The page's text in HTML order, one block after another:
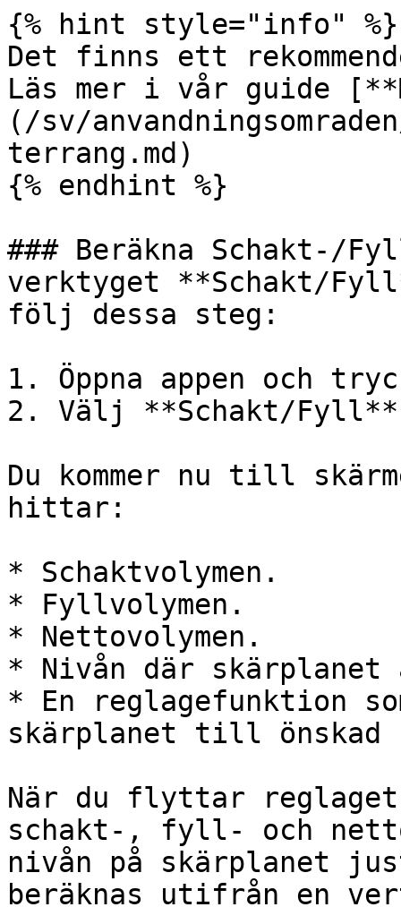
{% hint style="info" %}
Det finns ett
Läs mer i vår guide
(/sv/
terrang.md)
{% endhint %}
### Beräkna Schakt-/
verktyget **Schakt/
följ dessa steg:
1. Öppna appen och
2. Välj **Schakt/
Du kommer nu till
hittar:
* Schaktvolymen.
* Fyllvolymen.
* Nettovolymen.
* Nivån där
* En reglagefunktion
skärplanet till önskad
När du flyttar
schakt-, fyll- och
nivån på skärplanet
beräknas utifrån en